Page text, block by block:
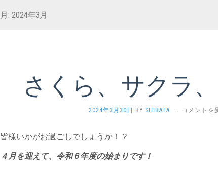
月: 2024年3月
さくら、サクラ
2024年3月30日 BY SHIBATA ·
さ
コメントを
皆様いかがお過ごしでしょうか！？
４月を迎えて、令和６年度の始まりです！